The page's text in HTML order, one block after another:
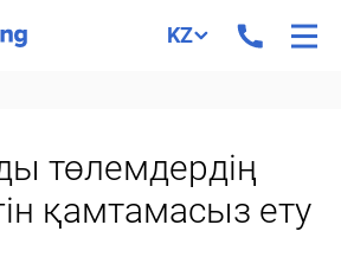
KZ
төлемдердің
қамтамасыз ету